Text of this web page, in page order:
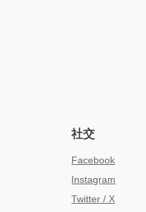
社交
Facebook
Instagram
Twitter / X